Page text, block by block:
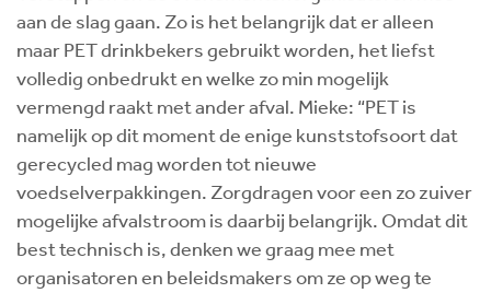
aan de slag gaan. Zo is het belangrijk dat er alleen
maar PET drinkbekers gebruikt worden, het liefst
volledig onbedrukt en welke zo min mogelijk
vermengd raakt met ander afval. Mieke: “PET is
namelijk op dit moment de enige kunststofsoort dat
gerecycled mag worden tot nieuwe
voedselverpakkingen. Zorgdragen voor een zo zuiver
mogelijke afvalstroom is daarbij belangrijk. Omdat dit
best technisch is, denken we graag mee met
organisatoren en beleidsmakers om ze op weg te